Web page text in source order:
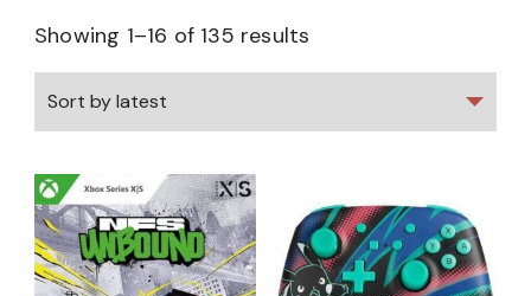
Showing 1–16 of 135 results